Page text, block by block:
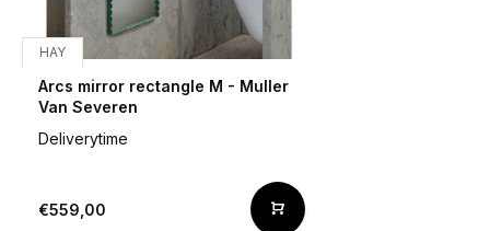
HAY
Arcs mirror rectangle M - Muller
Van Severen
Deliverytime
€559,00